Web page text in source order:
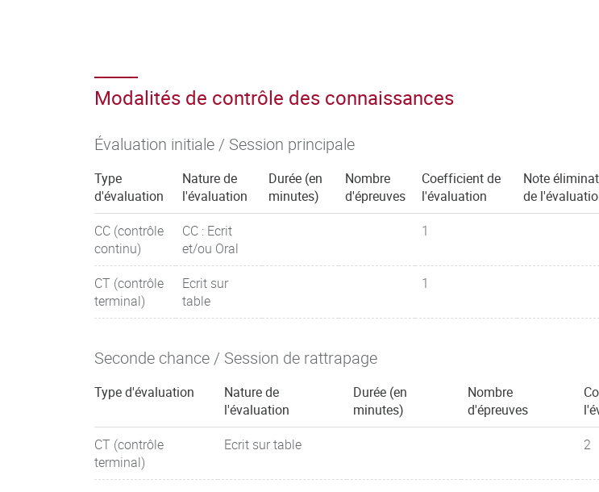
Modalités de contrôle des connaissances
Évaluation initiale / Session principale
Type
d'évaluation
Nature de
l'évaluation
Durée (en
minutes)
Nombre
d'épreuves
Coefficient de
l'évaluation
Note
de
CC (contrôle
continu)
CC : Ecrit
et/ou Oral
1
CT (contrôle
terminal)
Ecrit sur
table
1
Seconde chance / Session de rattrapage
Type d'évaluation
Nature de
l'évaluation
Durée (en
minutes)
Nombre
d'épreuves
CT (contrôle
terminal)
Ecrit sur table 2